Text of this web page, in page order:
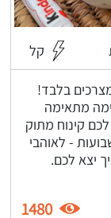
קל
גבינה ביסקוויטים קינדר קארדס מ-5 מצרכים בלבד!
מתאימה
קינוח מתוק
- לאוהבי
יצא לכם.
1480